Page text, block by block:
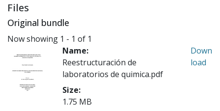
Files
Original bundle
Now showing 1 - 1 of 1
Name:
Reestructuración de
laboratorios de quimica.pdf
Size:
1.75 MB
Down
load